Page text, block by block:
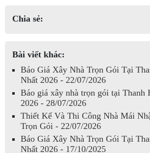
Chia sẻ:
Bài viết khác:
Báo Giá Xây Nhà Trọn Gói Tại
Nhất 2026 - 22/07/2026
Báo giá xây nhà trọn gói tại Thanh
2026 - 28/07/2026
Thiết Kế Và Thi Công Nhà Mái
Trọn Gói - 22/07/2026
Báo Giá Xây Nhà Trọn Gói Tại
Nhất 2026 - 17/10/2025